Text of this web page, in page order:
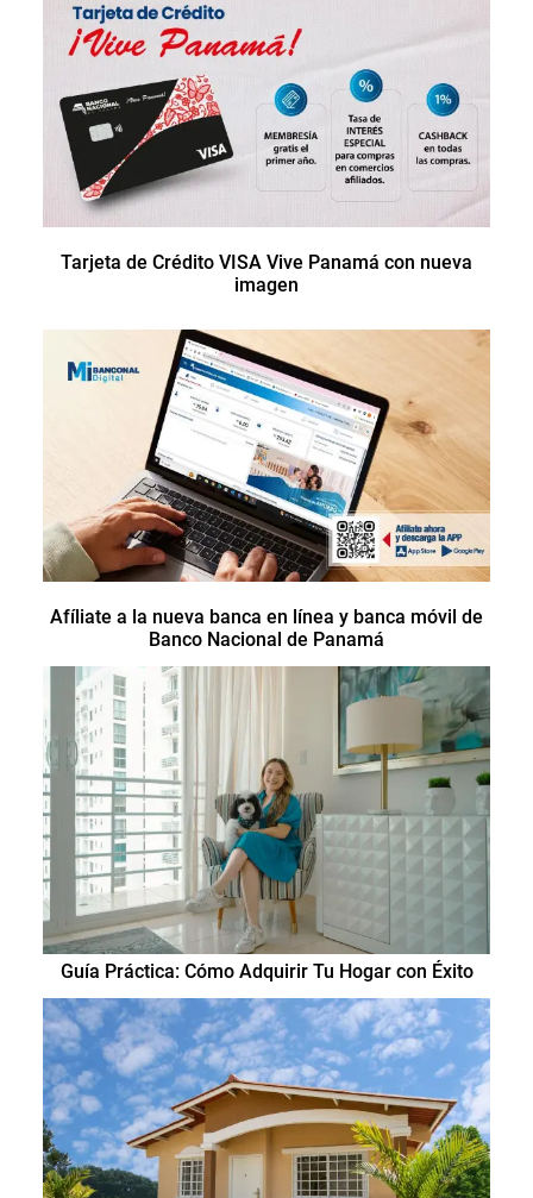
Tarjeta de Crédito VISA Vive Panamá con nueva
imagen
Afíliate a la nueva banca en línea y banca móvil de
Banco Nacional de Panamá
Guía Práctica: Cómo Adquirir Tu Hogar con Éxito